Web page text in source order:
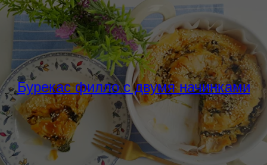
Бурекас филло с двумя начинками